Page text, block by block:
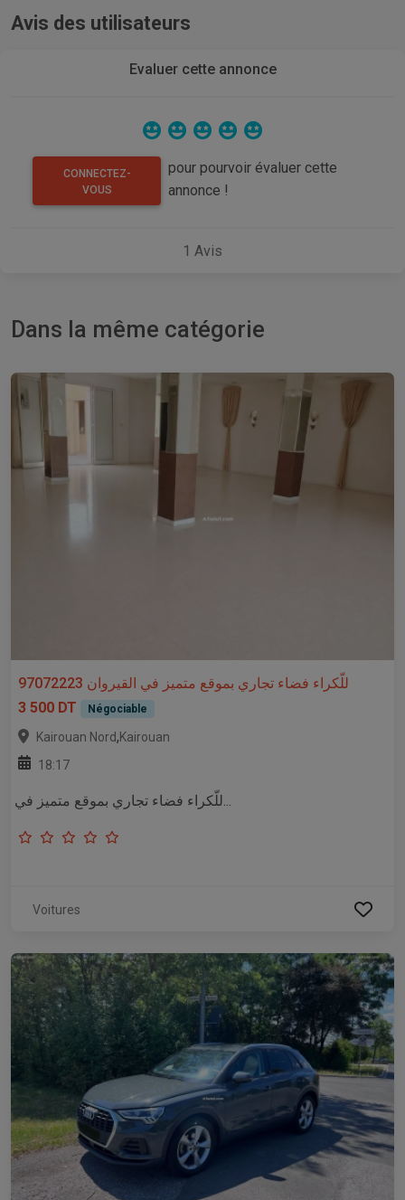
Avis des utilisateurs
Evaluer cette annonce
CONNECTEZ-
VOUS
pour pourvoir évaluer cette
annonce !
1 Avis
Dans la même catégorie
للّكراء فضاء تجاري بموقع متميز في القيروان 97072223
3 500 DT
Négociable
Kairouan Nord,Kairouan
18:17
للّكراء فضاء تجاري بموقع متميز في...
Voitures